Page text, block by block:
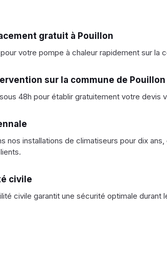
gratuit à Pouillon
votre pompe à chaleur rapidement sur la
sur la commune de Pouillon
48h pour établir gratuitement votre devis
nos installations de climatiseurs pour dix
civile
civile garantit une sécurité optimale durant